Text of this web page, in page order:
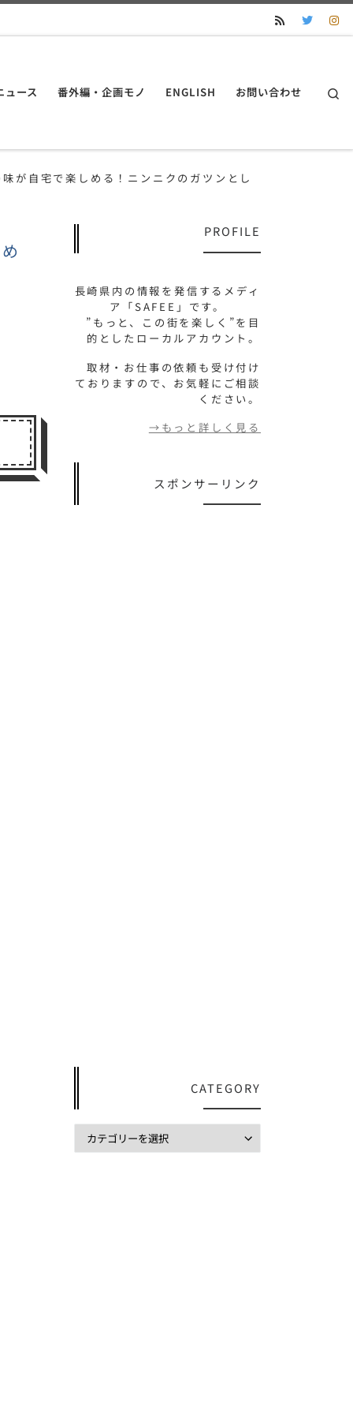
ュース 番外編・企画モノ ENGLISH お問い合わせ
が自宅で楽しめる！ニンニクのガツンとし
PROFILE
長崎県内の情報を発信するメディ
ア「SAFEE」です。
”もっと、この街を楽しく”を目
的としたローカルアカウント。
取材・お仕事の依頼も受け付け
ておりますので、お気軽にご相談
ください。
→もっと詳しく見る
スポンサーリンク
CATEGORY